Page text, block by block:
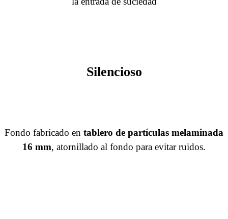
Silencioso
Fondo fabricado en tablero de partículas melaminada
16 mm, atornillado al fondo para evitar ruidos.